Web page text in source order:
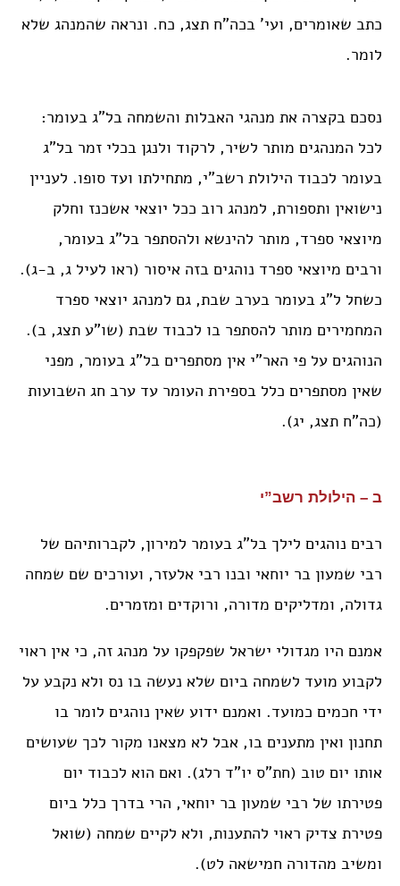
כתב שאומרים, ועי’ בכה”ח תצג, כח. ונראה שהמנהג שלא
לומר.
נסכם בקצרה את מנהגי האבלות והשמחה בל”ג בעומר:
לכל המנהגים מותר לשיר, לרקוד ולנגן בכלי זמר בל”ג
בעומר לכבוד הילולת רשב”י, מתחילתו ועד סופו. לעניין
נישואין ותספורת, למנהג רוב ככל יוצאי אשכנז וחלק
מיוצאי ספרד, מותר להינשא ולהסתפר בל”ג בעומר,
ורבים מיוצאי ספרד נוהגים בזה איסור (ראו לעיל ג, ב-ג).
כשחל ל”ג בעומר בערב שבת, גם למנהג יוצאי ספרד
המחמירים מותר להסתפר בו לכבוד שבת (שו”ע תצג, ב).
הנוהגים על פי האר”י אין מסתפרים בל”ג בעומר, מפני
שאין מסתפרים כלל בספירת העומר עד ערב חג השבועות
(כה”ח תצג, יג).
ב – הילולת רשב”י
רבים נוהגים לילך בל”ג בעומר למירון, לקברותיהם של
רבי שמעון בר יוחאי ובנו רבי אלעזר, ועורכים שם שמחה
גדולה, ומדליקים מדורה, ורוקדים ומזמרים.
אמנם היו מגדולי ישראל שפקפקו על מנהג זה, כי אין ראוי
לקבוע מועד לשמחה ביום שלא נעשה בו נס ולא נקבע על
ידי חכמים כמועד. ואמנם ידוע שאין נוהגים לומר בו
תחנון ואין מתענים בו, אבל לא מצאנו מקור לכך שעושים
אותו יום טוב (חת”ס יו”ד רלג). ואם הוא לכבוד יום
פטירתו של רבי שמעון בר יוחאי, הרי בדרך כלל ביום
פטירת צדיק ראוי להתענות, ולא לקיים שמחה (שואל
ומשיב מהדורה חמישאה לט).